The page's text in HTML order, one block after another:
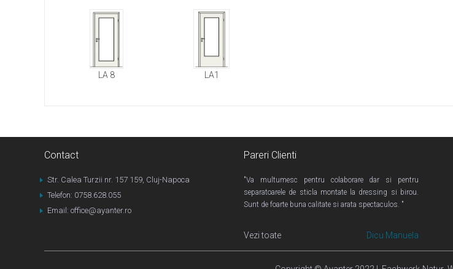
LA 8 LA1
Contact
Str. Calea Turzii nr. 157 159, Cluj-Napoca
Telefon: 0758.628.055
Email: office@ayanter.ro
Pareri Clienti
"Va multumesc pentru colaborare dar si pentru
separatoarele de sticla montate la dressing si birou.
Sunt de foarte buna calitate si arata spectaculos. "
Dicu Manuela
Vezi toate